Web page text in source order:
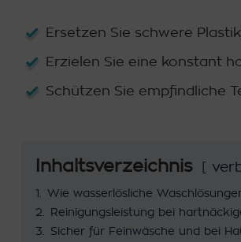
Ersetzen Sie schwere
Erzielen Sie eine konstant
Schützen Sie empfindliche
Inhaltsverzeichnis
1. Wie wasserlösliche
2. Reinigungsleistung bei
3. Sicher für Feinwäsche und bei